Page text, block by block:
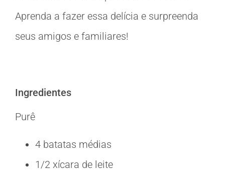
Aprenda a fazer essa delícia e surpreenda
seus amigos e familiares!
Ingredientes
Purê
4 batatas médias
1/2 xícara de leite